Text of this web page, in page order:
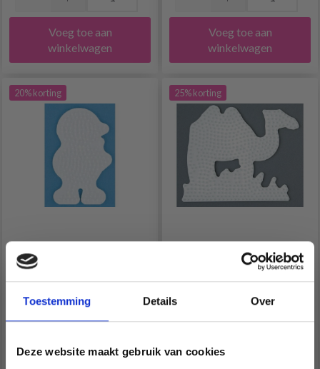
Toestemming Details Over
Deze website maakt gebruik van cookies
Voeg toe aan
winkelwagen
Voeg toe aan
winkelwagen
20% korting
PLAQUE PERLÉE HAMA
Aantal
25% korting
PLAQUE DE PERLES
HAMA MIDI - CHAMEAU
Aantal